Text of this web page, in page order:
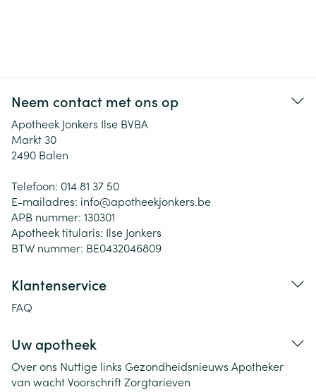
Neem contact met ons op
Apotheek Jonkers Ilse BVBA
Markt 30
2490 Balen
Telefoon: 014 81 37 50
E-mailadres: info@apotheekjonkers.be
APB nummer: 130301
Apotheek titularis: Ilse Jonkers
BTW nummer: BE0432046809
Klantenservice
FAQ
Uw apotheek
Over ons Nuttige links Gezondheidsnieuws Apotheker
van wachtVoorschriftZorgtarieven